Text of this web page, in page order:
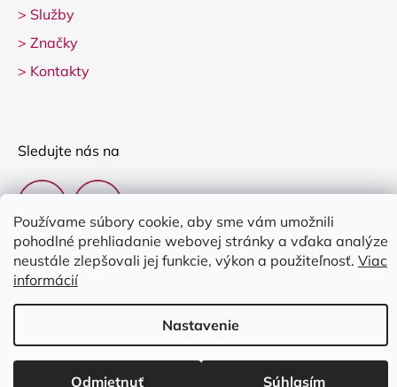
Používame súbory cookie, aby sme vám umožnili
pohodlné prehliadanie webovej stránky a vďaka analýze
neustále zlepšovali jej funkcie, výkon a použiteľnosť. Viac
informácií
Nastavenie
Odmietnuť Súhlasím
> Služby
> Značky
> Kontakty
Sledujte nás na
Vytvoril Shoptet
Clarina Music. Všetky práva vyhradené.
nastavenie cookies